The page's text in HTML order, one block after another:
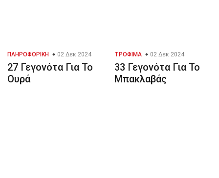
ΠΛΗΡΟΦΟΡΙΚΉ 02 Δεκ 2024
27 Γεγονότα Για Το
Ουρά
ΤΡΌΦΙΜΑ 02 Δεκ 2024
33 Γεγονότα Για Το
Μπακλαβάς